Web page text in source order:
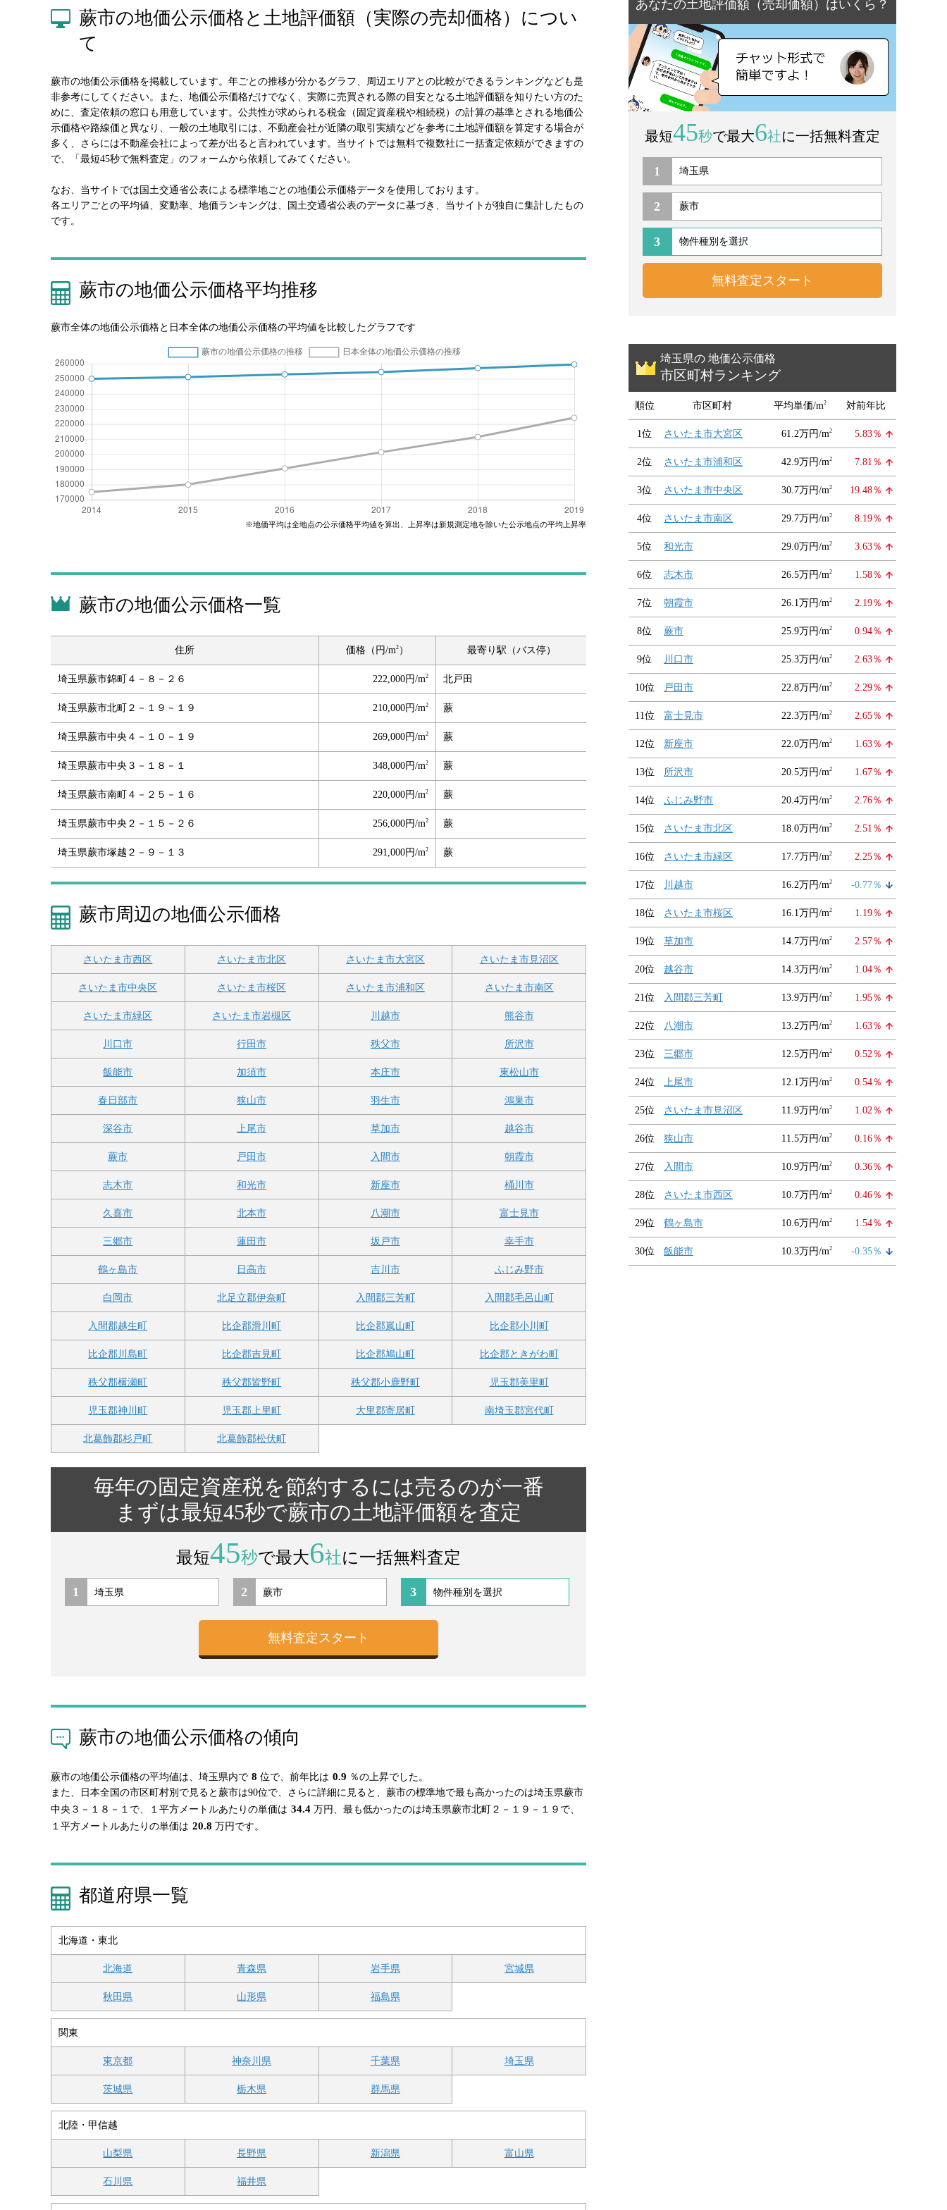
蕨市の地価公示価格と土地評価額（実際の売却価格）につい
て
蕨市の地価公示価格を掲載しています。年ごとの推移が分かるグラフ、周辺エリアとの比較ができるランキングなども是
非参考にしてください。また、地価公示価格だけでなく、実際に売買される際の目安となる土地評価額を知りたい方のた
めに、査定依頼の窓口も用意しています。公共性が求められる税金（固定資産税や相続税）の計算の基準とされる地価公
示価格や路線価と異なり、一般の土地取引には、不動産会社が近隣の取引実績などを参考に土地評価額を算定する場合が
多く、さらには不動産会社によって差が出ると言われています。当サイトでは無料で複数社に一括査定依頼ができますの
で、「最短45秒で無料査定」のフォームから依頼してみてください。
なお、当サイトでは国土交通省公表による標準地ごとの地価公示価格データを使用しております。
各エリアごとの平均値、変動率、地価ランキングは、国土交通省公表のデータに基づき、当サイトが独自に集計したもの
です。
蕨市の地価公示価格平均推移
蕨市全体の地価公示価格と日本全体の地価公示価格の平均値を比較したグラフです
※地価平均は全地点の公示価格平均値を算出、上昇率は新規測定地を除いた公示地点の平均上昇率
蕨市の地価公示価格一覧
住所 価格（円/m2 ） 最寄り駅（バス停）
埼玉県蕨市錦町４－８－２６ 222,000円/m2 北戸田
埼玉県蕨市北町２－１９－１９ 210,000円/m2 蕨
埼玉県蕨市中央４－１０－１９ 269,000円/m2 蕨
埼玉県蕨市中央３－１８－１ 348,000円/m2 蕨
埼玉県蕨市南町４－２５－１６ 220,000円/m2 蕨
埼玉県蕨市中央２－１５－２６ 256,000円/m2 蕨
埼玉県蕨市塚越２－９－１３ 291,000円/m2 蕨
蕨市周辺の地価公示価格
さいたま市西区 さいたま市北区 さいたま市大宮区 さいたま市見沼区
さいたま市中央区 さいたま市桜区 さいたま市浦和区 さいたま市南区
さいたま市緑区 さいたま市岩槻区 川越市 熊谷市
川口市 行田市 秩父市 所沢市
飯能市 加須市 本庄市 東松山市
春日部市 狭山市 羽生市 鴻巣市
深谷市 上尾市 草加市 越谷市
蕨市 戸田市 入間市 朝霞市
志木市 和光市 新座市 桶川市
久喜市 北本市 八潮市 富士見市
三郷市 蓮田市 坂戸市 幸手市
鶴ヶ島市 日高市 吉川市 ふじみ野市
白岡市 北足立郡伊奈町 入間郡三芳町 入間郡毛呂山町
入間郡越生町 比企郡滑川町 比企郡嵐山町 比企郡小川町
比企郡川島町 比企郡吉見町 比企郡鳩山町 比企郡ときがわ町
秩父郡横瀬町 秩父郡皆野町 秩父郡小鹿野町 児玉郡美里町
児玉郡神川町 児玉郡上里町 大里郡寄居町 南埼玉郡宮代町
北葛飾郡杉戸町 北葛飾郡松伏町
毎年の固定資産税を節約するには売るのが一番
まずは最短45秒で蕨市の土地評価額を査定
最短45秒で最大6社に一括無料査定
1 2 3
蕨市の地価公示価格の傾向
蕨市の地価公示価格の平均値は、埼玉県内で 8 位で、前年比は 0.9 ％の上昇でした。
また、日本全国の市区町村別で見ると蕨市は90位で、さらに詳細に見ると、蕨市の標準地で最も高かったのは埼玉県蕨市
中央３－１８－１で、１平方メートルあたりの単価は 34.4 万円、最も低かったのは埼玉県蕨市北町２－１９－１９で、
１平方メートルあたりの単価は 20.8 万円です。
都道府県一覧
北海道・東北
北海道 青森県 岩手県 宮城県
秋田県 山形県 福島県
関東
東京都 神奈川県 千葉県 埼玉県
茨城県 栃木県 群馬県
北陸・甲信越
山梨県 長野県 新潟県 富山県
石川県 福井県
あなたの土地評価額（売却価額）はいくら？
最短45秒で最大6社に一括無料査定
1
2
3
埼玉県の 地価公示価格
市区町村ランキング
順位 市区町村 平均単価/m2 対前年比
1位 さいたま市大宮区 61.2万円/m2 5.83％
2位 さいたま市浦和区 42.9万円/m2 7.81％
3位 さいたま市中央区 30.7万円/m2 19.48％
4位 さいたま市南区 29.7万円/m2 8.19％
5位 和光市 29.0万円/m2 3.63％
6位 志木市 26.5万円/m2 1.58％
7位 朝霞市 26.1万円/m2 2.19％
8位 蕨市 25.9万円/m2 0.94％
9位 川口市 25.3万円/m2 2.63％
10位 戸田市 22.8万円/m2 2.29％
11位 富士見市 22.3万円/m2 2.65％
12位 新座市 22.0万円/m2 1.63％
13位 所沢市 20.5万円/m2 1.67％
14位 ふじみ野市 20.4万円/m2 2.76％
15位 さいたま市北区 18.0万円/m2 2.51％
16位 さいたま市緑区 17.7万円/m2 2.25％
17位 川越市 16.2万円/m2 -0.77％
18位 さいたま市桜区 16.1万円/m2 1.19％
19位 草加市 14.7万円/m2 2.57％
20位 越谷市 14.3万円/m2 1.04％
21位 入間郡三芳町 13.9万円/m2 1.95％
22位 八潮市 13.2万円/m2 1.63％
23位 三郷市 12.5万円/m2 0.52％
24位 上尾市 12.1万円/m2 0.54％
25位 さいたま市見沼区 11.9万円/m2 1.02％
26位 狭山市 11.5万円/m2 0.16％
27位 入間市 10.9万円/m2 0.36％
28位 さいたま市西区 10.7万円/m2 0.46％
29位 鶴ヶ島市 10.6万円/m2 1.54％
30位 飯能市 10.3万円/m2 -0.35％